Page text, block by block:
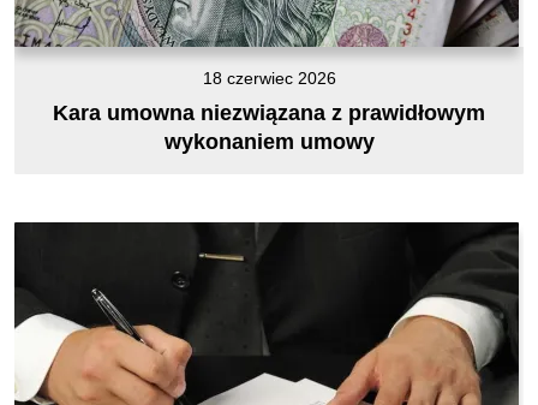
18 czerwiec 2026
Kara umowna niezwiązana z prawidłowym
wykonaniem umowy